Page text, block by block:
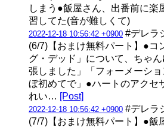
しまう●飯屋さん、出番前に楽
習してた(音が難しくて)
2022-12-18 10:56:42 +0900 #デレラ
(6/7)【おまけ無料パート】●コ
グ・デッド」について、ちゃ
張しました」「フォーメーシ
ぼ初めてで」●ハートのアクセ
れい… [Post]
2022-12-18 10:56:42 +0900 #デレラ
(7/7)【おまけ無料パート】●飯